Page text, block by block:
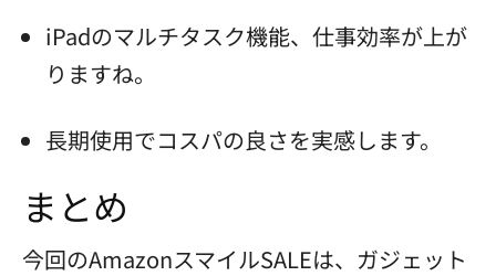
iPadのマルチタスク機能、仕事効率が上が
りますね。
長期使用でコスパの良さを実感します。
まとめ
今回のAmazonスマイルSALEは、ガジェット